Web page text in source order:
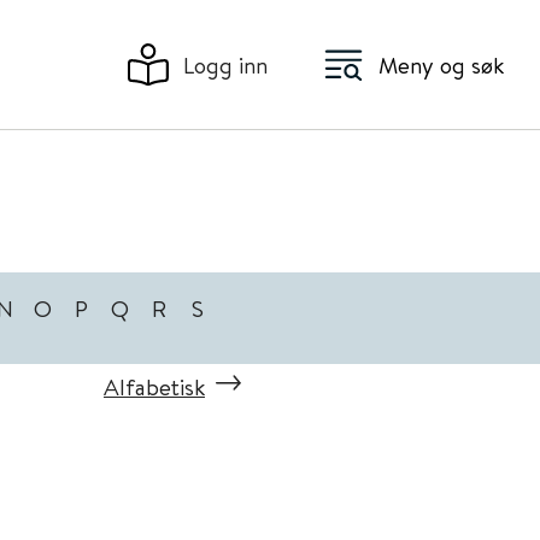
Logg inn Meny og søk
O P Q R S
Alfabetisk